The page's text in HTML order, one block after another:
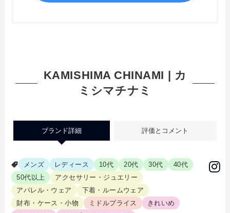
KAMISHIMA CHINAMI | カ
ミシマチナミ
ブランド詳細 評価とコメント
メンズ レディース 10代 20代 30代
40代
50代以上
アクセサリー・ジュエリー
アパレル・ウェア
下着・ルームウェア
財布・ケース・小物
ミドルプライス
きれいめ